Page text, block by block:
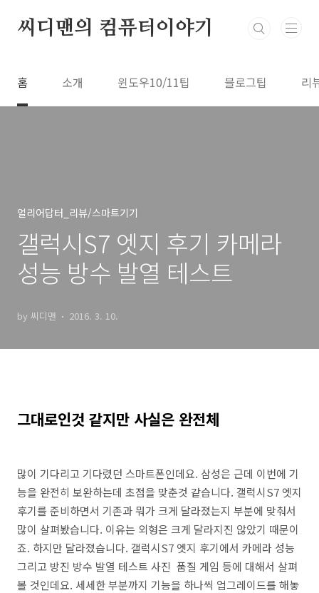
씨디맨의 컴퓨터이야기
홈 소개 윈도우10/11팁 블로그팁 리
얼리어답터_리뷰/스마트기기
갤럭시S7 엣지 후기 카메라
성능 방수 발열 테스트
by 씨디맨 2016. 3. 10.
그대로인것 같지만 사실은 완전체
많이 기다리고 기다렸던 스마트폰인데요. 삼성은 근데 이번에 기
능을 완전히 보완하는데 초점을 맞춘것 같습니다. 갤럭시S7 엣지
후기를 준비하면서 기존과 뭐가 크게 달라졌는지 부분에 맞춰서
많이 살펴봤습니다. 이유는 외형은 크게 달라지진 않았기 때문이
죠. 하지만 달라졌습니다. 갤럭시S7 엣지 후기에서 카메라 성능
그리고 방진 방수 발열 테스트 사진 품질 게임 등에 대해서 살펴
볼 것인데요. 세세한 부분까지 기능을 하나씩 업그레이드를 해놓